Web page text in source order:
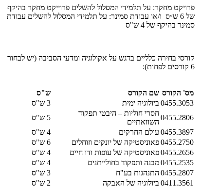
פרויקט מחקר: על תלמידי המסלול להשלים פרוייקט מחקר בהיקף
של 6 ש״ס ו/או עבודת סמינר: על תלמידי המסלול להשלים עבודת
סמינר בהיקף של 4 ש"ס
קורסי בחירה כלליים בדגש על אקולוגיה ומדעי הסביבה (יש לבחור
6 קורסים לפחות):
מס' הקורס שם הקורס
ש"ס
0455.3053 ביולוגיה ימית
3 ש"ס
0455.2806
חסרי חוליות – היבטי תפקוד
השוואתיים
5 ש"ס
0455.3897 עולם החרקים
4 ש"ס
0455.2750פאוניסטיקה של יונקים וזוחלים
6 ש"ס
0455.2656פאוניסטיקה של עופות ודו חיים
4 ש"ס
0455.2535מבנה ותפקוד בחולייתנים
4 ש"ס
0455.2807 התנהגות בע"ח
3 ש"ס
0411.3561 ביולוגיה של האבקה
2 ש"ס